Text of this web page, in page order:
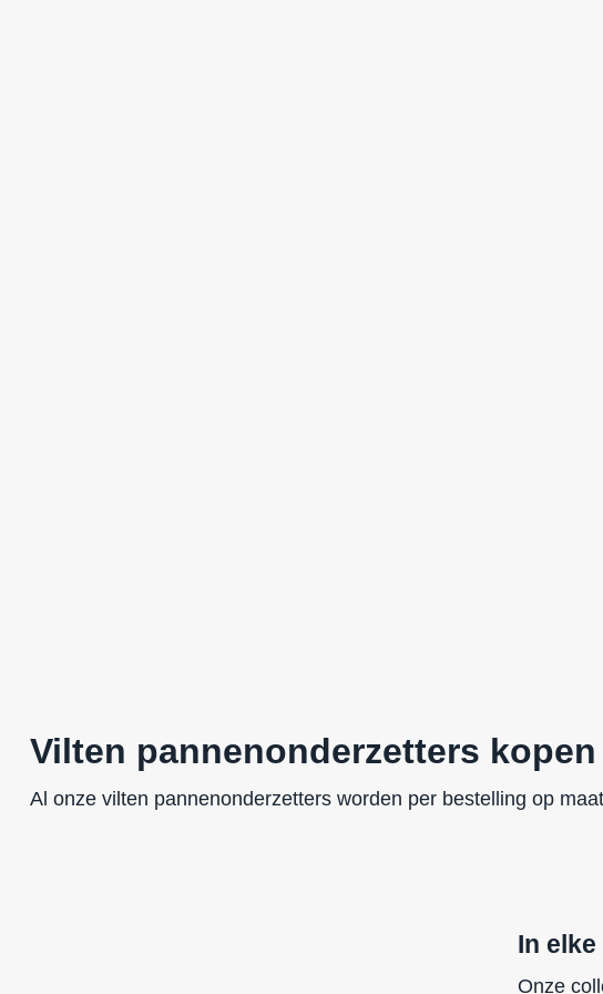
Vilten pannenonderzetters kopen
Al onze vilten pannenonderzetters worden per bestelling op
In
Onze